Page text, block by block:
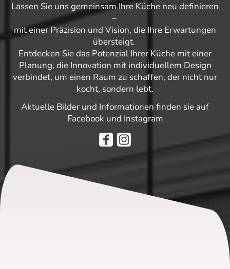
Lassen Sie uns gemeinsam Ihre Küche neu definieren
–
mit einer Präzision und Vision, die Ihre Erwartungen
übersteigt.
Entdecken Sie das Potenzial Ihrer Küche mit einer
Planung, die Innovation mit individuellem Design
verbindet, um einen Raum zu schaffen, der nicht nur
kocht, sondern lebt.
Aktuelle Bilder und Informationen finden sie auf
Facebook und Instagram